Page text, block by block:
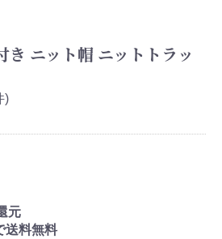
き ニット帽 ニットトラッ
)
元
送料無料